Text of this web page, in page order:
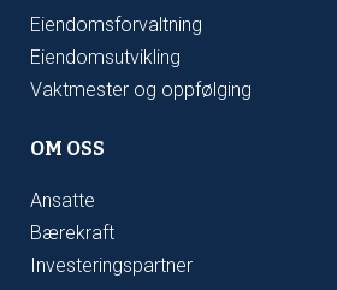
Eiendomsforvaltning
Eiendomsutvikling
Vaktmester og oppfølging
OM OSS
Ansatte
Bærekraft
Investeringspartner